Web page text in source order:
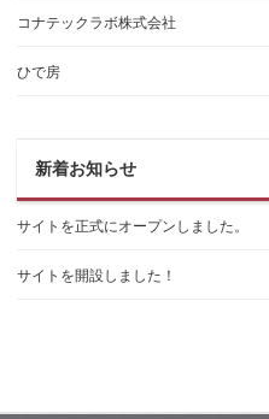
コナテックラボ株式会社
ひで房
新着お知らせ
サイトを正式にオープンしました。
サイトを開設しました！